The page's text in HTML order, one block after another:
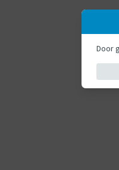
Door